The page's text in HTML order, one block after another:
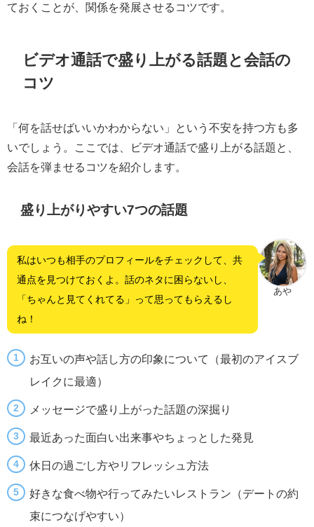
ておくことが、関係を発展させるコツです。
ビデオ通話で盛り上がる話題と会話の
コツ
「何を話せばいいかわからない」という不安を持つ方も多
いでしょう。ここでは、ビデオ通話で盛り上がる話題と、
会話を弾ませるコツを紹介します。
盛り上がりやすい7つの話題
あや
私はいつも相手のプロフィールをチェックして、共
通点を見つけておくよ。話のネタに困らないし、
「ちゃんと見てくれてる」って思ってもらえるし
ね！
お互いの声や話し方の印象について（最初のアイスブ
レイクに最適）
メッセージで盛り上がった話題の深掘り
最近あった面白い出来事やちょっとした発見
休日の過ごし方やリフレッシュ方法
好きな食べ物や行ってみたいレストラン（デートの約
束につなげやすい）